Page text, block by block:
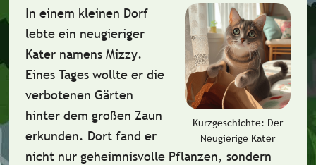
Kurzgeschichte: Der
Neugierige Kater
In einem kleinen Dorf
lebte ein neugieriger
Kater namens Mizzy.
Eines Tages wollte er die
verbotenen Gärten
hinter dem großen Zaun
erkunden. Dort fand er
nicht nur geheimnisvolle Pflanzen, sondern